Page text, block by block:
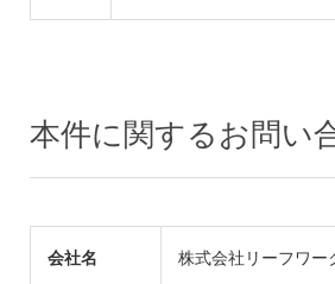
本件に関するお問い
会社名 株式会社リーフワー